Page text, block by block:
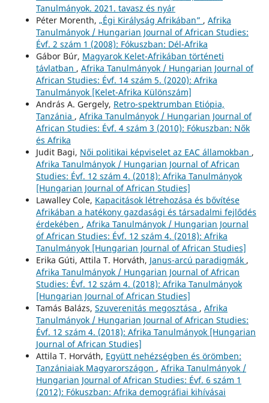
Tanulmányok. 2021. tavasz és nyár
Péter Morenth, „Égi Királyság Afrikában” , Afrika
Tanulmányok / Hungarian Journal of African Studies:
Évf. 2 szám 1 (2008): Fókuszban: Dél-Afrika
Gábor Búr, Magyarok Kelet-Afrikában történeti
távlatban , Afrika Tanulmányok / Hungarian Journal of
African Studies: Évf. 14 szám 5. (2020): Afrika
Tanulmányok [Kelet-Afrika Különszám]
András A. Gergely, Retro-spektrumban Etiópia,
Tanzánia , Afrika Tanulmányok / Hungarian Journal of
African Studies: Évf. 4 szám 3 (2010): Fókuszban: Nők
és Afrika
Judit Bagi, Női politikai képviselet az EAC államokban ,
Afrika Tanulmányok / Hungarian Journal of African
Studies: Évf. 12 szám 4. (2018): Afrika Tanulmányok
[Hungarian Journal of African Studies]
Lawalley Cole, Kapacitások létrehozása és bővítése
Afrikában a hatékony gazdasági és társadalmi fejlődés
érdekében , Afrika Tanulmányok / Hungarian Journal
of African Studies: Évf. 12 szám 4. (2018): Afrika
Tanulmányok [Hungarian Journal of African Studies]
Erika Gúti, Attila T. Horváth, Janus-arcú paradigmák ,
Afrika Tanulmányok / Hungarian Journal of African
Studies: Évf. 12 szám 4. (2018): Afrika Tanulmányok
[Hungarian Journal of African Studies]
Tamás Balázs, Szuverenitás megosztása , Afrika
Tanulmányok / Hungarian Journal of African Studies:
Évf. 12 szám 4. (2018): Afrika Tanulmányok [Hungarian
Journal of African Studies]
Attila T. Horváth, Együtt nehézségben és örömben:
Tanzániaiak Magyarországon , Afrika Tanulmányok /
Hungarian Journal of African Studies: Évf. 6 szám 1
(2012): Fókuszban: Afrika demográfiai kihívásai